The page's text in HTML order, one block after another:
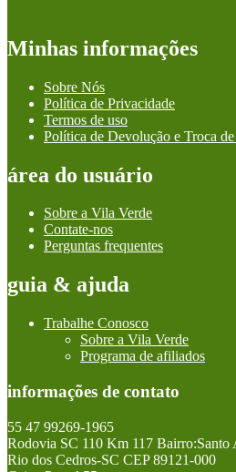
Minhas informações
Sobre Nós
Política de Privacidade
Termos de uso
Política de Devolução e Troca
área do usuário
Sobre a Vila Verde
Contate-nos
Perguntas frequentes
guia & ajuda
Trabalhe Conosco
Sobre a Vila Verde
Programa de afiliados
informações de contato
55 47 99269-1965
Rodovia SC 110 Km 117 Bairro:Santo
Rio dos Cedros-SC CEP 89121-000